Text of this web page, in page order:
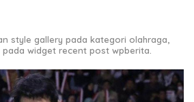
style gallery pada kategori olahraga,
widget recent post wpberita.